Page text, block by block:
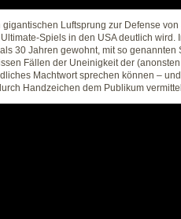
Luftsprung zur Defense
Spiels in den USA deutlich wird.
30 Jahren gewohnt, mit so genannten
Fällen der Uneinigkeit der
Machtwort sprechen können –
Handzeichen dem Publikum